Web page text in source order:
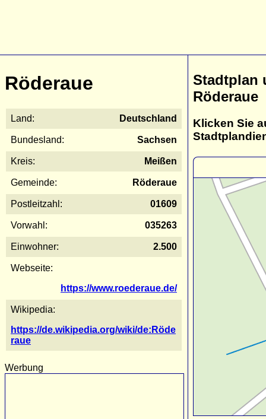
Röderaue
Land: Deutschland
Bundesland: Sachsen
Kreis: Meißen
Gemeinde: Röderaue
Postleitzahl: 01609
Vorwahl: 035263
Einwohner: 2.500
Webseite:
https://www.roederaue.de/
Wikipedia:
https://de.wikipedia.org/wiki/de:Röde
raue
Werbung
Stadtplan
Röderaue
Klicken Sie